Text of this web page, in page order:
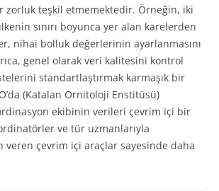
zorluk teşkil etmemektedir. Örneğin, iki
sınırı boyunca yer alan karelerden
nihai bolluk değerlerinin ayarlanmasını
genel olarak veri kalitesini kontrol
standartlaştırmak karmaşık bir
(Katalan Ornitoloji Enstitüsü)
ekibinin verileri çevrim içi bir
ve tür uzmanlarıyla
veren çevrim içi araçlar sayesinde daha